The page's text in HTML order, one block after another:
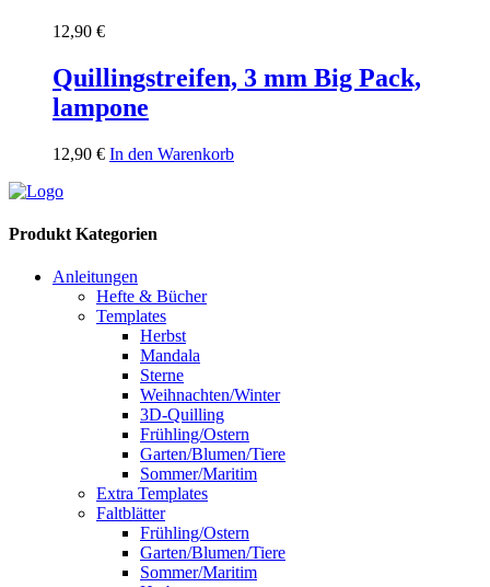
12,90 €
Quillingstreifen, 3 mm Big Pack,
lampone
12,90 € In den Warenkorb
Produkt Kategorien
Anleitungen
Hefte & Bücher
Templates
Herbst
Mandala
Sterne
Weihnachten/Winter
3D-Quilling
Frühling/Ostern
Garten/Blumen/Tiere
Sommer/Maritim
Extra Templates
Faltblätter
Frühling/Ostern
Garten/Blumen/Tiere
Sommer/Maritim